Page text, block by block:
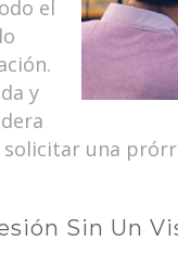
el
y
una
Sin Un